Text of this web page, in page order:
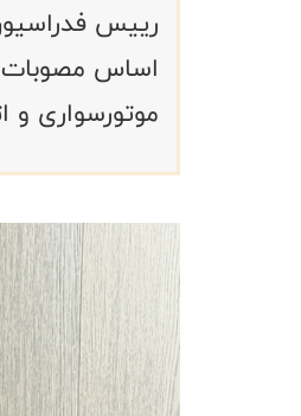
رییس
اساس مصوبات
موتورسواری و